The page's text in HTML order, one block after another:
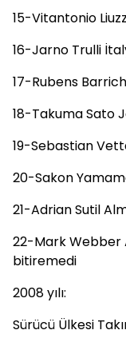
15-Vitantonio
16-Jarno Trulli
17-Rubens
18-Takuma Sato
19-Sebastian
20-Sakon
21-Adrian Sutil
22-Mark Webber
bitiremedi
2008 yılı:
Sürücü Ülkesi